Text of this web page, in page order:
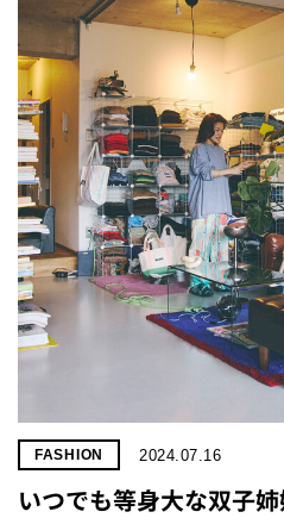
FASHION 2024.07.16
いつでも等身大な双子